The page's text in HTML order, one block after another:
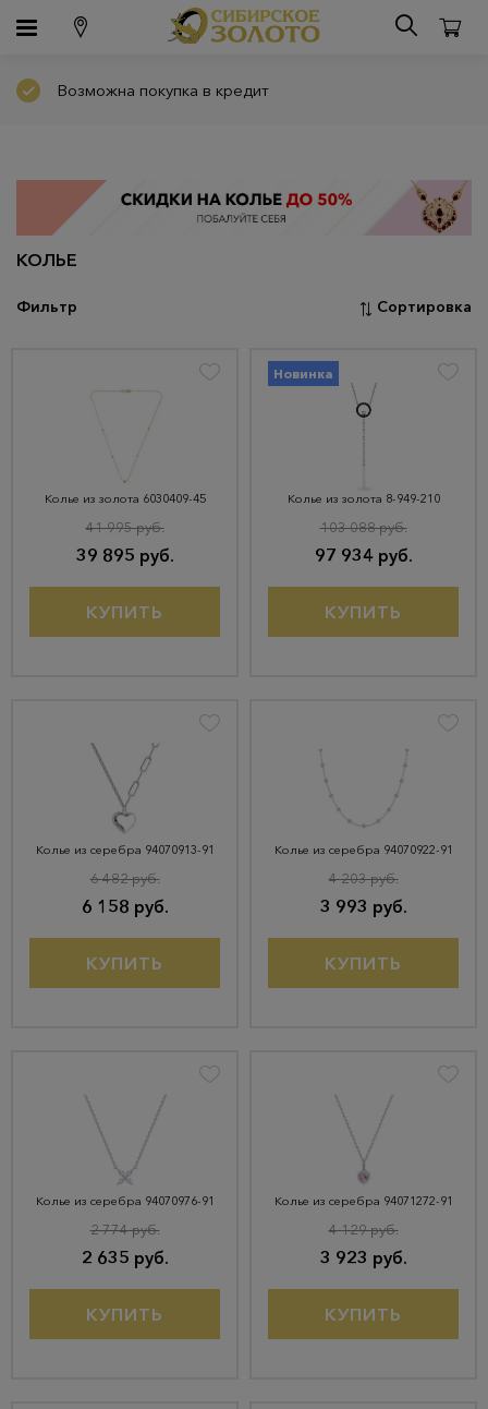
Возможна покупка в кредит
КОЛЬЕ
Фильтр Сортировка
Колье из золота 6030409-45
39 895 руб.
41 995 руб.
КУПИТЬ
Новинка
Колье из золота 8-949-210
97 934 руб.
103 088 руб.
КУПИТЬ
Колье из серебра 94070913-91
6 158 руб.
6 482 руб.
КУПИТЬ
Колье из серебра 94070922-91
3 993 руб.
4 203 руб.
КУПИТЬ
Колье из серебра 94070976-91
2 635 руб.
2 774 руб.
КУПИТЬ
Колье из серебра 94071272-91
3 923 руб.
4 129 руб.
КУПИТЬ